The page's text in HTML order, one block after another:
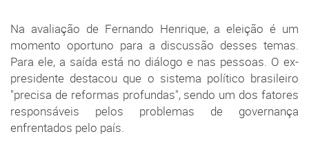
Na avaliação de Fernando Henrique, a eleição é um
momento oportuno para a discussão desses temas.
Para ele, a saída está no diálogo e nas pessoas. O ex-
presidente destacou que o sistema político brasileiro
"precisa de reformas profundas", sendo um dos fatores
responsáveis pelos problemas de governança
enfrentados pelo país.